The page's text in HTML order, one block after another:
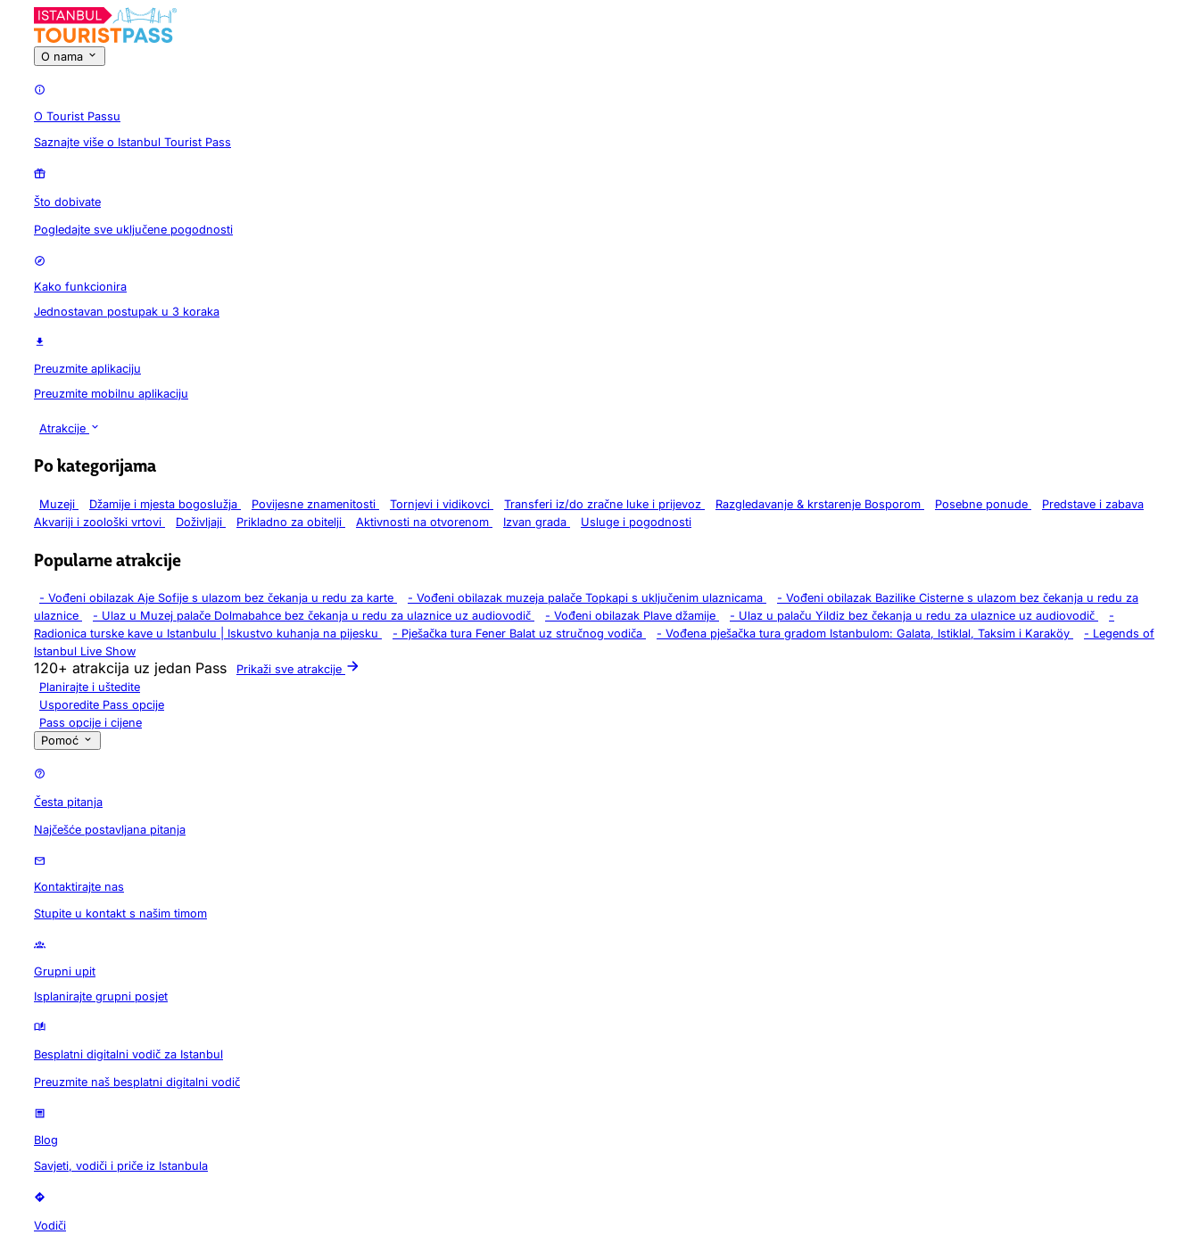
O nama
O Tourist Passu
Saznajte više o Istanbul Tourist Pass
Što dobivate
Pogledajte sve uključene pogodnosti
Kako funkcionira
Jednostavan postupak u 3 koraka
Preuzmite aplikaciju
Preuzmite mobilnu aplikaciju
Atrakcije
Po kategorijama
Muzeji Džamije i mjesta bogoslužja Povijesne znamenitosti Tornjevi i vidikovci Transferi iz/do zračne luke i prijevoz Razgledavanje & krstarenje Bosporom Posebne ponude
Predstave i zabava
Akvariji i zoološki vrtovi
Doživljaji Prikladno za obitelji Aktivnosti na otvorenom Izvan grada Usluge i pogodnosti
Popularne atrakcije
- Vođeni obilazak Aje Sofije s ulazom bez čekanja u redu za karte - Vođeni obilazak muzeja palače Topkapi s uključenim ulaznicama - Vođeni obilazak Bazilike Cisterne s ulazom bez čekanja u redu za
ulaznice
- Ulaz u Muzej palače Dolmabahce bez čekanja u redu za ulaznice uz audiovodič - Vođeni obilazak Plave džamije - Ulaz u palaču Yildiz bez čekanja u redu za ulaznice uz audiovodič
-
Radionica turske kave u Istanbulu | Iskustvo kuhanja na pijesku
- Pješačka tura Fener Balat uz stručnog vodiča - Vođena pješačka tura gradom Istanbulom: Galata, Istiklal, Taksim i Karaköy - Legends of
Istanbul Live Show
120+ atrakcija uz jedan Pass
Prikaži sve atrakcije
Planirajte i uštedite
Usporedite Pass opcije
Pass opcije i cijene
Pomoć
Česta pitanja
Najčešće postavljana pitanja
Kontaktirajte nas
Stupite u kontakt s našim timom
Grupni upit
Isplanirajte grupni posjet
Besplatni digitalni vodič za Istanbul
Preuzmite naš besplatni digitalni vodič
Blog
Savjeti, vodiči i priče iz Istanbula
Vodiči